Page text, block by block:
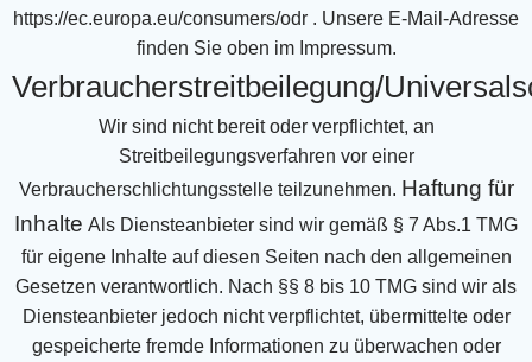
https://ec.europa.eu/consumers/odr . Unsere E-Mail-Adresse
finden Sie oben im Impressum.
Verbraucherstreitbeilegung/
Wir sind nicht bereit oder verpflichtet, an
Streitbeilegungsverfahren vor einer
Verbraucherschlichtungsstelle teilzunehmen. Haftung für
Inhalte Als Diensteanbieter sind wir gemäß § 7 Abs.1 TMG
für eigene Inhalte auf diesen Seiten nach den allgemeinen
Gesetzen verantwortlich. Nach §§ 8 bis 10 TMG sind wir als
Diensteanbieter jedoch nicht verpflichtet, übermittelte oder
gespeicherte fremde Informationen zu überwachen oder